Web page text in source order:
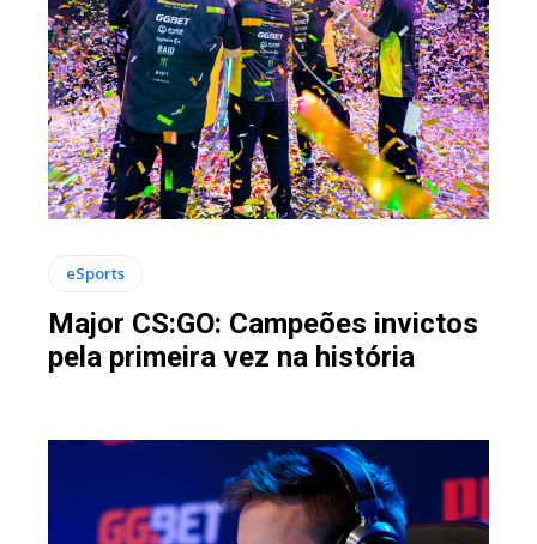
eSports
Major CS:GO: Campeões invictos
pela primeira vez na história